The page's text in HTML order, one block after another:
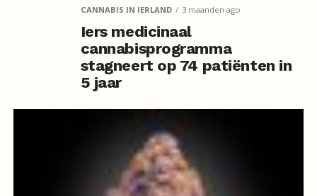
CANNABIS IN IERLAND 3 maanden ago
Iers medicinaal
cannabisprogramma
stagneert op 74 patiënten in
5 jaar